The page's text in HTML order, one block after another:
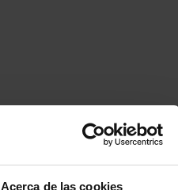
Acerca de las cookies